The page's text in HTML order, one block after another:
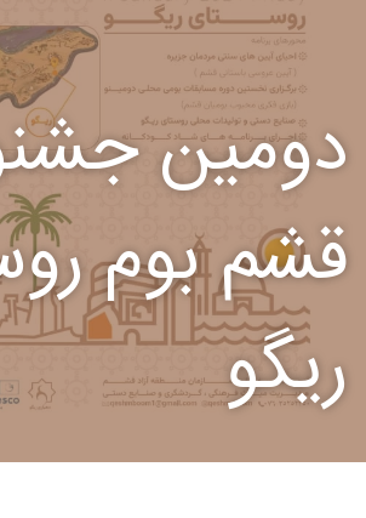
دومین
قشم بوم
ریگو